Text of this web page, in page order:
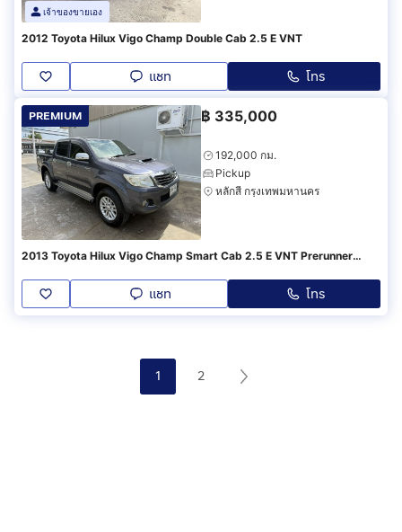
เจ้าของขายเอง
2012 Toyota Hilux Vigo Champ Double Cab 2.5 E VNT
แชท โทร
PREMIUM ฿ 335,000
192,000 กม.
Pickup
หลักสี่ กรุงเทพมหานคร
2013 Toyota Hilux Vigo Champ Smart Cab 2.5 E VNT Prerunner
แชท โทร
1 2